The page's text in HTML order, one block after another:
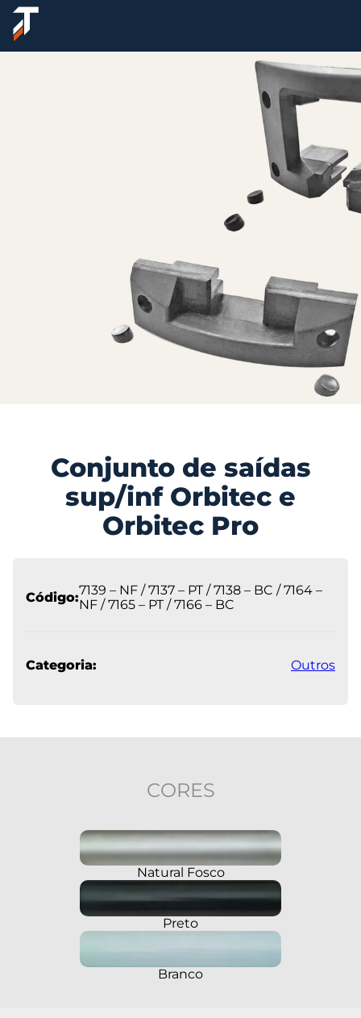
Sobre nós
Produtos
Área do cliente
Conjunto de saídas
sup/inf Orbitec e
Orbitec Pro
Código:7139 – NF / 7137 – PT / 7138 – BC / 7164 –
NF / 7165 – PT / 7166 – BC
Categoria: Outros
CORES
Natural Fosco
Preto
Branco